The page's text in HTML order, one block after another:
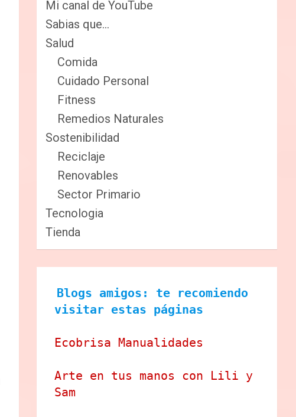
Mi canal de YouTube
Sabias que…
Salud
Comida
Cuidado Personal
Fitness
Remedios Naturales
Sostenibilidad
Reciclaje
Renovables
Sector Primario
Tecnologia
Tienda
Blogs amigos: te recomiendo
visitar estas páginas
Ecobrisa Manualidades
Arte en tus manos con Lili y
Sam